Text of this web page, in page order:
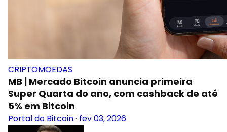
CRIPTOMOEDAS
MB | Mercado Bitcoin anuncia primeira
Super Quarta do ano, com cashback de até
5% em Bitcoin
Portal do Bitcoin· fev 03, 2026